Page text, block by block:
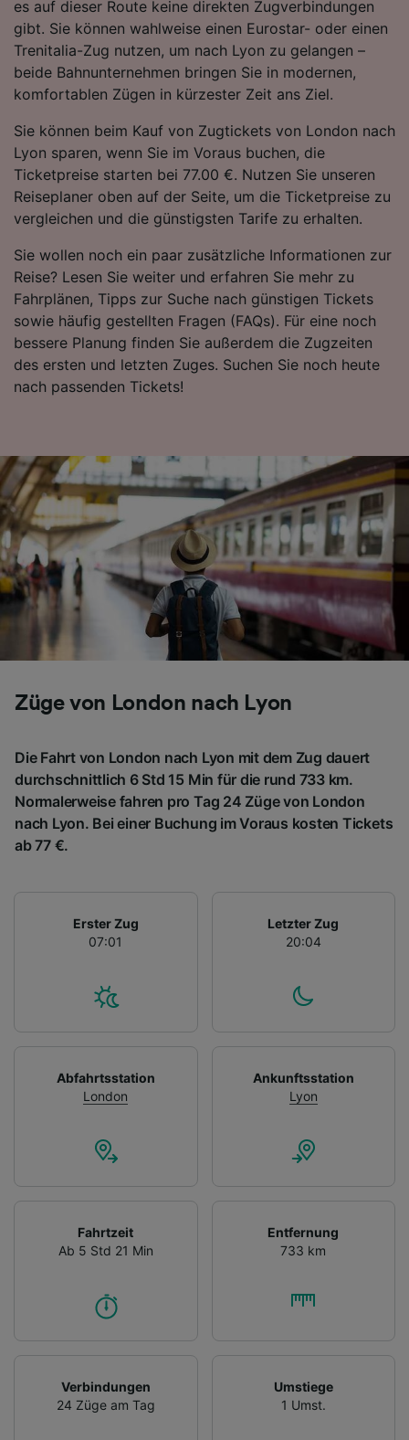
es auf dieser Route keine direkten Zugverbindungen
gibt. Sie können wahlweise einen Eurostar- oder einen
Trenitalia-Zug nutzen, um nach Lyon zu gelangen –
beide Bahnunternehmen bringen Sie in modernen,
komfortablen Zügen in kürzester Zeit ans Ziel.
Sie können beim Kauf von Zugtickets von London nach
Lyon sparen, wenn Sie im Voraus buchen, die
Ticketpreise starten bei 77.00 €. Nutzen Sie unseren
Reiseplaner oben auf der Seite, um die Ticketpreise zu
vergleichen und die günstigsten Tarife zu erhalten.
Sie wollen noch ein paar zusätzliche Informationen zur
Reise? Lesen Sie weiter und erfahren Sie mehr zu
Fahrplänen, Tipps zur Suche nach günstigen Tickets
sowie häufig gestellten Fragen (FAQs). Für eine noch
bessere Planung finden Sie außerdem die Zugzeiten
des ersten und letzten Zuges. Suchen Sie noch heute
nach passenden Tickets!
Züge von London nach Lyon
Die Fahrt von London nach Lyon mit dem Zug dauert
durchschnittlich 6 Std 15 Min für die rund 733 km.
Normalerweise fahren pro Tag 24 Züge von London
nach Lyon. Bei einer Buchung im Voraus kosten Tickets
ab 77 €.
Erster Zug
07:01
Letzter Zug
20:04
Abfahrtsstation
London
Ankunftsstation
Lyon
Fahrtzeit
Ab 5 Std 21 Min
Entfernung
733 km
Verbindungen
24 Züge am Tag
Umstiege
1 Umst.
Folgendes bereitzustellen:
Verwendung genauer Standortdaten.
Endgeräteeigenschaften zur Identifikation
aktiv abfragen. Speichern von oder Zugriff auf
Informationen auf einem Endgerät.
von Werbeleistung und der Performance von
Inhalten, Zielgruppenforschung sowie
Entwicklung und Verbesserung von
Angeboten.
Liste der Partner (Lieferanten)